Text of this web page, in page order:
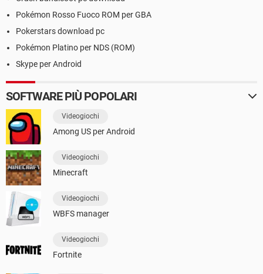
Pokémon Rosso Fuoco ROM per GBA
Pokerstars download pc
Pokémon Platino per NDS (ROM)
Skype per Android
SOFTWARE PIÙ POPOLARI
Videogiochi
Among US per Android
Videogiochi
Minecraft
Videogiochi
WBFS manager
Videogiochi
Fortnite